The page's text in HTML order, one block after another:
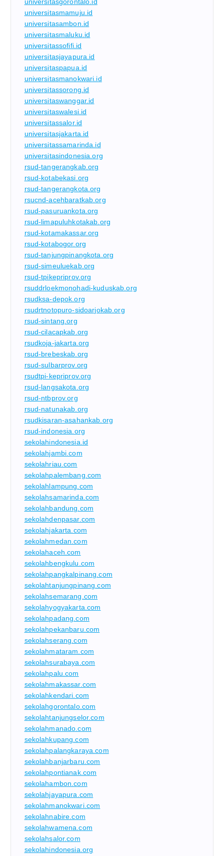
universitasgorontalo.id
universitasmamuju.id
universitasambon.id
universitasmaluku.id
universitassofifi.id
universitasjayapura.id
universitaspapua.id
universitasmanokwari.id
universitassorong.id
universitaswanggar.id
universitaswalesi.id
universitassalor.id
universitasjakarta.id
universitassamarinda.id
universitasindonesia.org
rsud-tangerangkab.org
rsud-kotabekasi.org
rsud-tangerangkota.org
rsucnd-acehbaratkab.org
rsud-pasuruankota.org
rsud-limapuluhkotakab.org
rsud-kotamakassar.org
rsud-kotabogor.org
rsud-tanjungpinangkota.org
rsud-simeuluekab.org
rsud-tpikepriprov.org
rsuddrloekmonohadi-kuduskab.org
rsudksa-depok.org
rsudrtnotopuro-sidoarjokab.org
rsud-sintang.org
rsud-cilacapkab.org
rsudkoja-jakarta.org
rsud-brebeskab.org
rsud-sulbarprov.org
rsudtpi-kepriprov.org
rsud-langsakota.org
rsud-ntbprov.org
rsud-natunakab.org
rsudkisaran-asahankab.org
rsud-indonesia.org
sekolahindonesia.id
sekolahjambi.com
sekolahriau.com
sekolahpalembang.com
sekolahlampung.com
sekolahsamarinda.com
sekolahbandung.com
sekolahdenpasar.com
sekolahjakarta.com
sekolahmedan.com
sekolahaceh.com
sekolahbengkulu.com
sekolahpangkalpinang.com
sekolahtanjungpinang.com
sekolahsemarang.com
sekolahyogyakarta.com
sekolahpadang.com
sekolahpekanbaru.com
sekolahserang.com
sekolahmataram.com
sekolahsurabaya.com
sekolahpalu.com
sekolahmakassar.com
sekolahkendari.com
sekolahgorontalo.com
sekolahtanjungselor.com
sekolahmanado.com
sekolahkupang.com
sekolahpalangkaraya.com
sekolahbanjarbaru.com
sekolahpontianak.com
sekolahambon.com
sekolahjayapura.com
sekolahmanokwari.com
sekolahnabire.com
sekolahwamena.com
sekolahsalor.com
sekolahindonesia.org